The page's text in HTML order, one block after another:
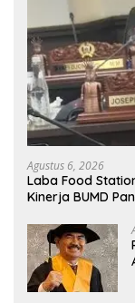
Agustus 6, 2026
Laba Food
Kinerja BUMD